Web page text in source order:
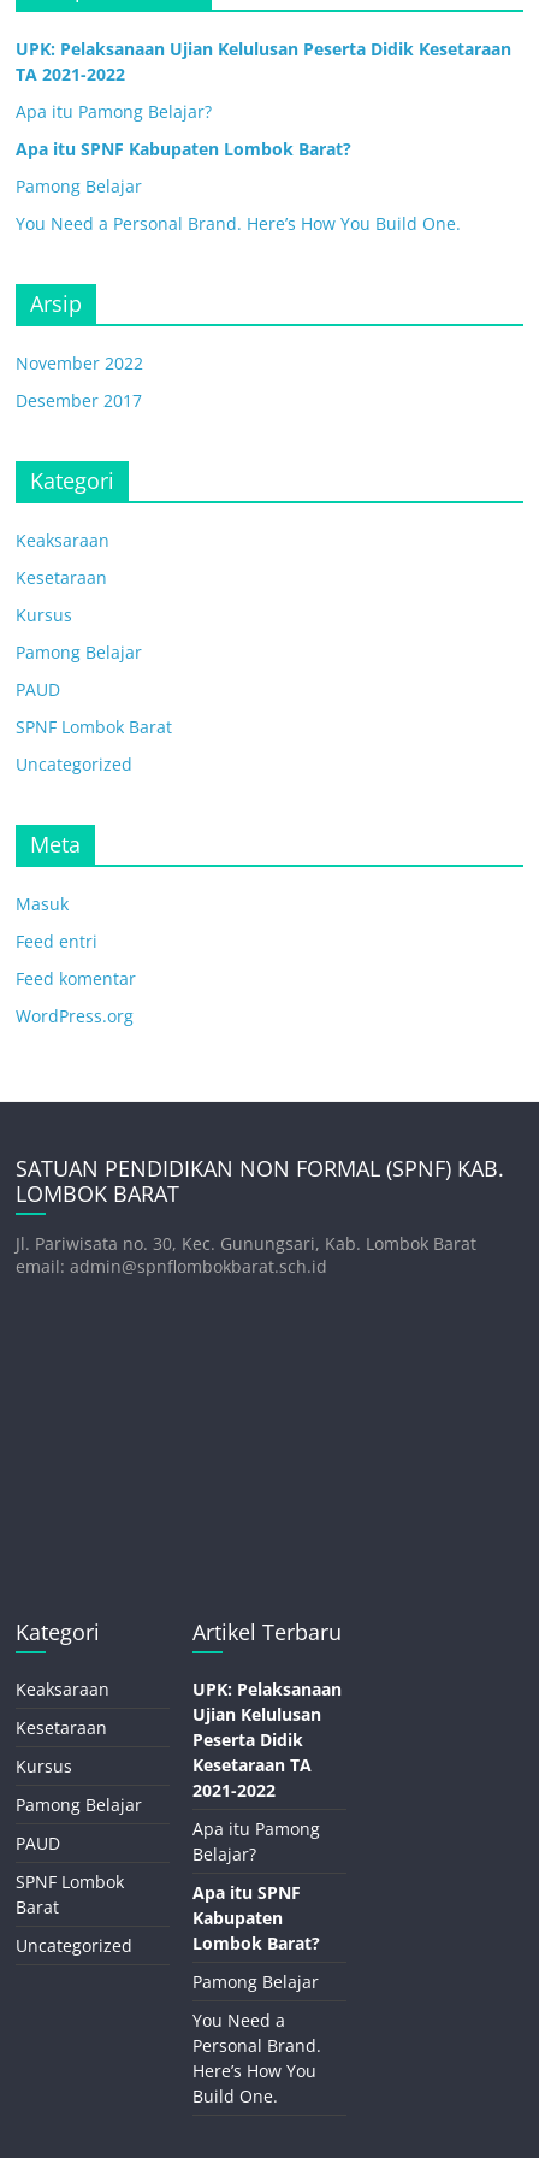
UPK: Pelaksanaan Ujian Kelulusan Peserta Didik Kesetaraan
TA 2021-2022
Apa itu Pamong Belajar?
Apa itu SPNF Kabupaten Lombok Barat?
Pamong Belajar
You Need a Personal Brand. Here’s How You Build One.
Arsip
November 2022
Desember 2017
Kategori
Keaksaraan
Kesetaraan
Kursus
Pamong Belajar
PAUD
SPNF Lombok Barat
Uncategorized
Meta
Masuk
Feed entri
Feed komentar
WordPress.org
SATUAN PENDIDIKAN NON FORMAL (SPNF) KAB.
LOMBOK BARAT
Jl. Pariwisata no. 30, Kec. Gunungsari, Kab. Lombok Barat
email: admin@spnflombokbarat.sch.id
Kategori
Keaksaraan
Kesetaraan
Kursus
Pamong Belajar
PAUD
SPNF Lombok
Barat
Uncategorized
Artikel Terbaru
UPK: Pelaksanaan
Ujian Kelulusan
Peserta Didik
Kesetaraan TA
2021-2022
Apa itu Pamong
Belajar?
Apa itu SPNF
Kabupaten
Lombok Barat?
Pamong Belajar
You Need a
Personal Brand.
Here’s How You
Build One.